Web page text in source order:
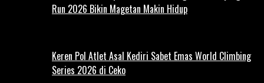
Run 2026 Bikin Magetan Makin Hidup
Keren Pol Atlet Asal Kediri Sabet Emas World Climbing
Series 2026 di Ceko